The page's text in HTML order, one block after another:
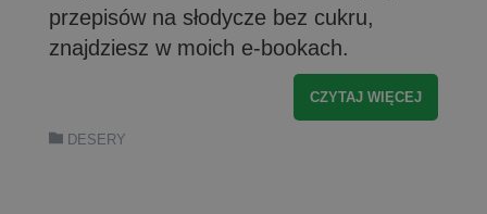
przepisów na słodycze bez cukru,
znajdziesz w moich e-bookach.
CZYTAJ WIĘCEJ
DESERY